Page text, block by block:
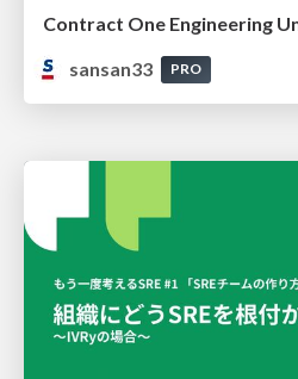
Contract One Engineering
sansan33
PRO